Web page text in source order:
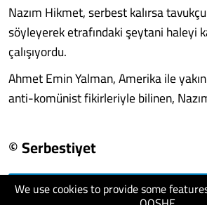
We use cookies to provide some
Nazım Hikmet, serbest kalırsa
söyleyerek etrafındaki şeytani haleyi
çalışıyordu.
Ahmet Emin Yalman, Amerika ile
anti-komünist fikirleriyle bilinen,
© Serbestiyet